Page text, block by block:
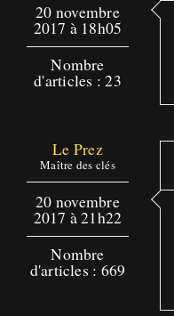
20 novembre
2017 à 18h05
Nombre
d'articles : 23
Le Prez
Maître des clés
20 novembre
2017 à 21h22
Nombre
d'articles : 669